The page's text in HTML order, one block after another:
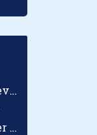
Redman Europe Sales Developer (Europe)
Dura Vermeer Uitvoerder GWW Amsterdam